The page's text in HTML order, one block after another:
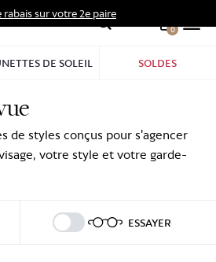
rabais sur votre 2e paire
0
DE SOLEIL SOLDES
de styles conçus pour s'agencer
votre style et votre garde-
ESSAYER